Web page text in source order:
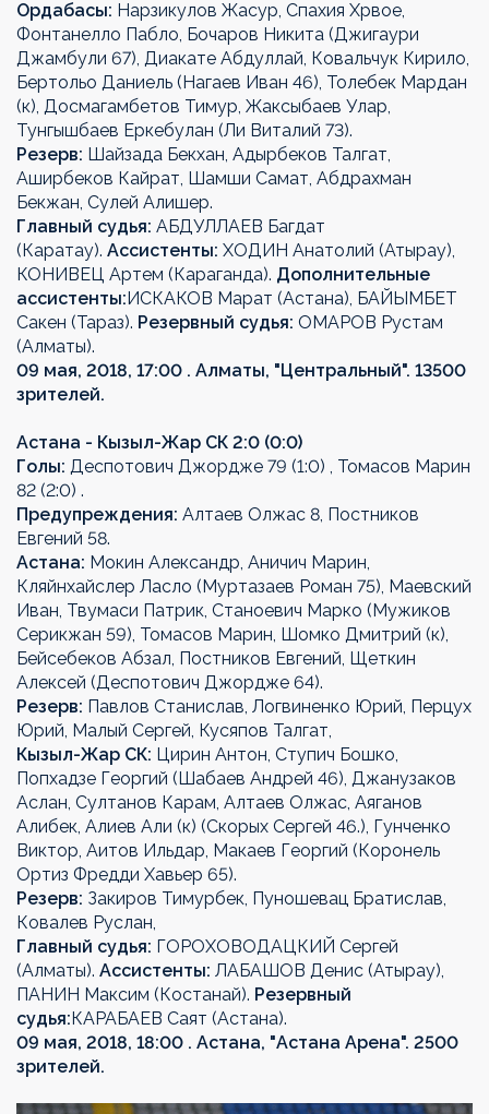
Ордабасы: Нарзикулов Жасур, Спахия Хрвое,
Фонтанелло Пабло, Бочаров Никита (Джигаури
Джамбули 67), Диакате Абдуллай, Ковальчук Кирило,
Бертольо Даниель (Нагаев Иван 46), Толебек Мардан
(к), Досмагамбетов Тимур, Жаксыбаев Улар,
Тунгышбаев Еркебулан (Ли Виталий 73).
Резерв: Шайзада Бекхан, Адырбеков Талгат,
Аширбеков Кайрат, Шамши Самат, Абдрахман
Бекжан, Сулей Алишер.
Главный судья: АБДУЛЛАЕВ Багдат
(Каратау). Ассистенты: ХОДИН Анатолий (Атырау),
КОНИВЕЦ Артем (Караганда). Дополнительные
ассистенты:ИСКАКОВ Марат (Астана), БАЙЫМБЕТ
Сакен (Тараз). Резервный судья: ОМАРОВ Рустам
(Алматы).
09 мая, 2018, 17:00 . Алматы, "Центральный". 13500
зрителей.
Астана - Кызыл-Жар СК 2:0 (0:0)
Голы: Деспотович Джордже 79 (1:0) , Томасов Марин
82 (2:0) .
Предупреждения: Алтаев Олжас 8, Постников
Евгений 58.
Астана: Мокин Александр, Аничич Марин,
Кляйнхайслер Ласло (Муртазаев Роман 75), Маевский
Иван, Твумаси Патрик, Станоевич Марко (Мужиков
Серикжан 59), Томасов Марин, Шомко Дмитрий (к),
Бейсебеков Абзал, Постников Евгений, Щеткин
Алексей (Деспотович Джордже 64).
Резерв: Павлов Станислав, Логвиненко Юрий, Перцух
Юрий, Малый Сергей, Кусяпов Талгат,
Кызыл-Жар СК: Цирин Антон, Ступич Бошко,
Попхадзе Георгий (Шабаев Андрей 46), Джанузаков
Аслан, Султанов Карам, Алтаев Олжас, Аяганов
Алибек, Алиев Али (к) (Скорых Сергей 46.), Гунченко
Виктор, Аитов Ильдар, Макаев Георгий (Коронель
Ортиз Фредди Хавьер 65).
Резерв: Закиров Тимурбек, Пуношевац Братислав,
Ковалев Руслан,
Главный судья: ГОРОХОВОДАЦКИЙ Сергей
(Алматы). Ассистенты: ЛАБАШОВ Денис (Атырау),
ПАНИН Максим (Костанай). Резервный
судья:КАРАБАЕВ Саят (Астана).
09 мая, 2018, 18:00 . Астана, "Астана Арена". 2500
зрителей.